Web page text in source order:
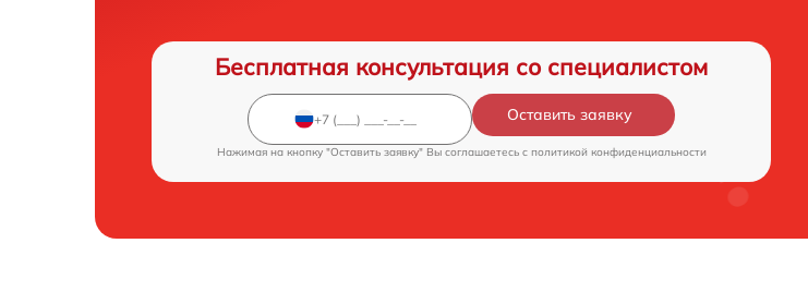
Бесплатная консультация со специалистом
Оставить заявку
Нажимая на кнопку "Оставить заявку" Вы соглашаетесь c политикой конфиденциальности